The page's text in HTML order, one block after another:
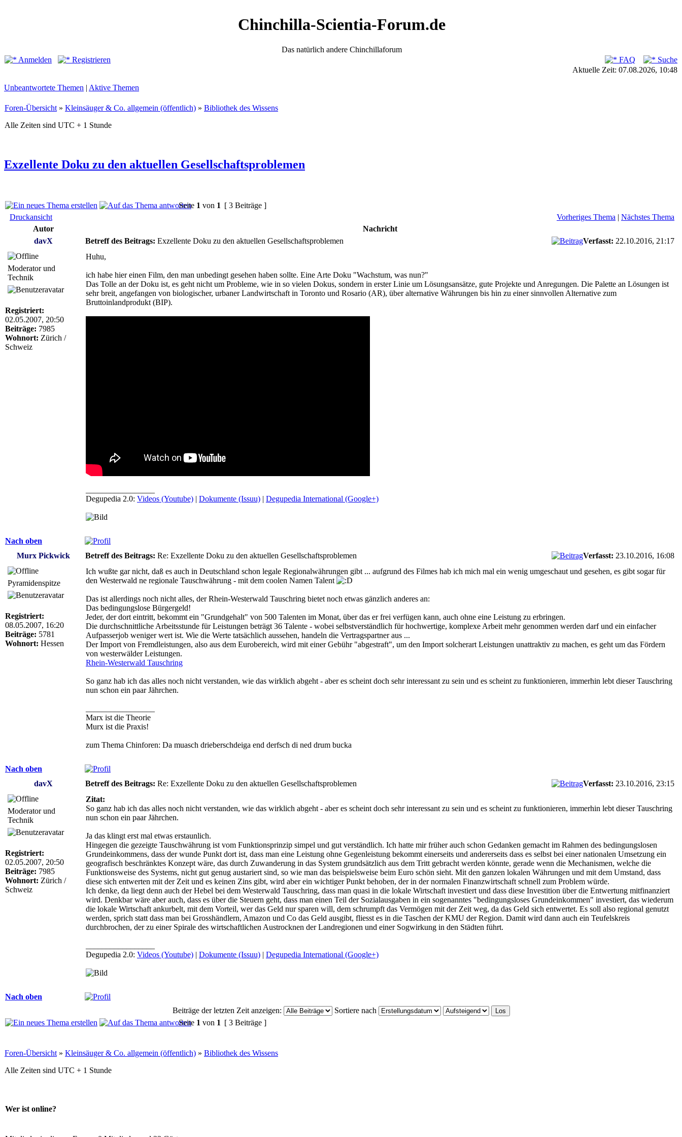
Chinchilla-Scientia-Forum.de
Das natürlich andere Chinchillaforum
Anmelden
Registrieren FAQ
Suche
Aktuelle Zeit: 07.08.2026, 10:48
Unbeantwortete Themen | Aktive Themen
Foren-Übersicht » Kleinsäuger & Co. allgemein (öffentlich) » Bibliothek des Wissens
Alle Zeiten sind UTC + 1 Stunde
Exzellente Doku zu den aktuellen Gesellschaftsproblemen
Seite 1 von 1 [ 3 Beiträge ]
Druckansicht
Vorheriges Thema | Nächstes Thema
Autor
Nachricht
davX
Betreff des Beitrags: Exzellente Doku zu den aktuellen Gesellschaftsproblemen Verfasst: 22.10.2016, 21:17
Moderator und
Technik
Registriert:
02.05.2007, 20:50
Beiträge: 7985
Wohnort: Zürich /
Schweiz
Huhu,
ich habe hier einen Film, den man unbedingt gesehen haben sollte. Eine Arte Doku "Wachstum, was nun?"
Das Tolle an der Doku ist, es geht nicht um Probleme, wie in so vielen Dokus, sondern in erster Linie um Lösungsansätze, gute Projekte und Anregungen. Die Palette an Lösungen ist
sehr breit, angefangen von biologischer, urbaner Landwirtschaft in Toronto und Rosario (AR), über alternative Währungen bis hin zu einer sinnvollen Alternative zum
Bruttoinlandprodukt (BIP).
Degupedia 2.0: Videos (Youtube) | Dokumente (Issuu) | Degupedia International (Google+)
Nach oben
Murx Pickwick
Betreff des Beitrags: Re: Exzellente Doku zu den aktuellen Gesellschaftsproblemen Verfasst: 23.10.2016, 16:08
Pyramidenspitze
Registriert:
08.05.2007, 16:20
Beiträge: 5781
Wohnort: Hessen
Ich wußte gar nicht, daß es auch in Deutschland schon legale Regionalwährungen gibt ... aufgrund des Filmes hab ich mich mal ein wenig umgeschaut und gesehen, es gibt sogar für
den Westerwald ne regionale Tauschwährung - mit dem coolen Namen Talent
Das ist allerdings noch nicht alles, der Rhein-Westerwald Tauschring bietet noch etwas gänzlich anderes an:
Das bedingungslose Bürgergeld!
Jeder, der dort eintritt, bekommt ein "Grundgehalt" von 500 Talenten im Monat, über das er frei verfügen kann, auch ohne eine Leistung zu erbringen.
Die durchschnittliche Arbeitsstunde für Leistungen beträgt 36 Talente - wobei selbstverständlich für hochwertige, komplexe Arbeit mehr genommen werden darf und ein einfacher
Aufpasserjob weniger wert ist. Wie die Werte tatsächlich aussehen, handeln die Vertragspartner aus ...
Der Import von Fremdleistungen, also aus dem Eurobereich, wird mit einer Gebühr "abgestraft", um den Import solcherart Leistungen unattraktiv zu machen, es geht um das Fördern
von westerwälder Leistungen.
Rhein-Westerwald Tauschring
So ganz hab ich das alles noch nicht verstanden, wie das wirklich abgeht - aber es scheint doch sehr interessant zu sein und es scheint zu funktionieren, immerhin lebt dieser Tauschring
nun schon ein paar Jährchen.
Marx ist die Theorie
Murx ist die Praxis!
zum Thema Chinforen: Da muasch drieberschdeiga end derfsch di ned drum bucka
Nach oben
davX
Betreff des Beitrags: Re: Exzellente Doku zu den aktuellen Gesellschaftsproblemen Verfasst: 23.10.2016, 23:15
Moderator und
Technik
Registriert:
02.05.2007, 20:50
Beiträge: 7985
Wohnort: Zürich /
Schweiz
Zitat:
So ganz hab ich das alles noch nicht verstanden, wie das wirklich abgeht - aber es scheint doch sehr interessant zu sein und es scheint zu funktionieren, immerhin lebt dieser Tauschring
nun schon ein paar Jährchen.
Ja das klingt erst mal etwas erstaunlich.
Hingegen die gezeigte Tauschwährung ist vom Funktionsprinzip simpel und gut verständlich. Ich hatte mir früher auch schon Gedanken gemacht im Rahmen des bedingungslosen
Grundeinkommens, dass der wunde Punkt dort ist, dass man eine Leistung ohne Gegenleistung bekommt einerseits und andererseits dass es selbst bei einer nationalen Umsetzung ein
geografisch beschränktes Konzept wäre, das durch Zuwanderung in das System grundsätzlich aus dem Tritt gebracht werden könnte, gerade wenn die Mechanismen, welche die
Funktionsweise des Systems, nicht gut genug austariert sind, so wie man das beispielsweise beim Euro schön sieht. Mit den ganzen lokalen Währungen und mit dem Umstand, dass
diese sich entwerten mit der Zeit und es keinen Zins gibt, wird aber ein wichtiger Punkt behoben, der in der normalen Finanzwirtschaft schnell zum Problem würde.
Ich denke, da liegt denn auch der Hebel bei dem Westerwald Tauschring, dass man quasi in die lokale Wirtschaft investiert und dass diese Investition über die Entwertung mitfinanziert
wird. Denkbar wäre aber auch, dass es über die Steuern geht, dass man einen Teil der Sozialausgaben in ein sogenanntes "bedingungsloses Grundeinkommen" investiert, das wiederum
die lokale Wirtschaft ankurbelt, mit dem Vorteil, wer das Geld nur sparen will, dem schrumpft das Vermögen mit der Zeit weg, da das Geld sich entwertet. Es soll also regional genutzt
werden, sprich statt dass man bei Grosshändlern, Amazon und Co das Geld ausgibt, fliesst es in die Taschen der KMU der Region. Damit wird dann auch ein Teufelskreis
durchbrochen, der zu einer Spirale des wirtschaftlichen Austrocknen der Landregionen und einer Sogwirkung in den Städten führt.
Degupedia 2.0: Videos (Youtube) | Dokumente (Issuu) | Degupedia International (Google+)
Nach oben
Beiträge der letzten Zeit anzeigen:
Sortiere nach
Seite 1 von 1 [ 3 Beiträge ]
Foren-Übersicht » Kleinsäuger & Co. allgemein (öffentlich) » Bibliothek des Wissens
Alle Zeiten sind UTC + 1 Stunde
Wer ist online?